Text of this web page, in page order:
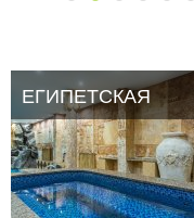
ЕГИПЕТСКАЯ